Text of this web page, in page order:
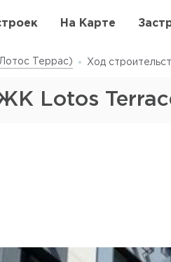
На Карте
Террас) Ход
Lotos